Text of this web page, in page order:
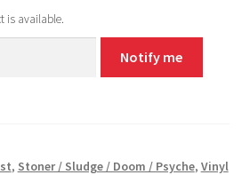
is available.
Notify me
, Stoner / Sludge / Doom / Psyche, Vinyl